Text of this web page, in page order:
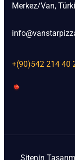
Merkez/Van,
+(90)542 214 40
Sitenin